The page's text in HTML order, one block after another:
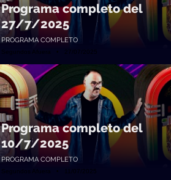
Programa completo del
27/7/2025
PROGRAMA COMPLETO
Segundos Afuera • 27/07/2025
Programa completo del
10/7/2025
PROGRAMA COMPLETO
Segundos Afuera • 11/07/2025